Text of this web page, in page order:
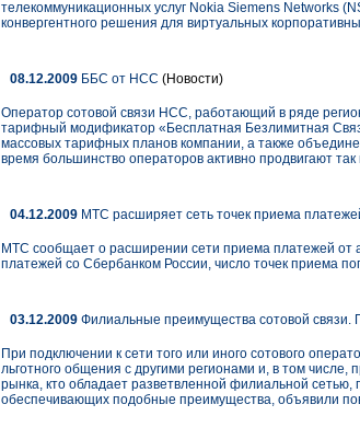
телекоммуникационных услуг Nokia Siemens Networks
конвергентного решения для виртуальных
08.12.2009 ББС от НСС (Новости)
Оператор сотовой связи НСС, работающий в ряде
тарифный модификатор «Бесплатная Безлимитная
массовых тарифных планов компании, а также
время большинство операторов активно продвигают
04.12.2009 МТС расширяет сеть точек приема
МТС сообщает о расширении сети приема платежей от
платежей со Сбербанком России, число точек приема
03.12.2009 Филиальные преимущества сотовой связи.
При подключении к сети того или иного сотового
льготного общения с другими регионами и, в том числе,
рынка, кто обладает разветвленной филиальной
обеспечивающих подобные преимущества, объявили